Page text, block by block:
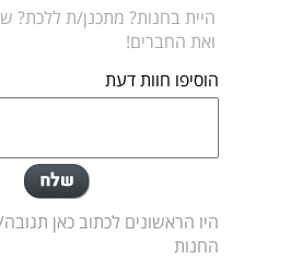
היית בחנות? מתכנן/ת ללכת?
ואת החברים!
הוסיפו חוות דעת
היו הראשונים לכתוב כאן
החנות